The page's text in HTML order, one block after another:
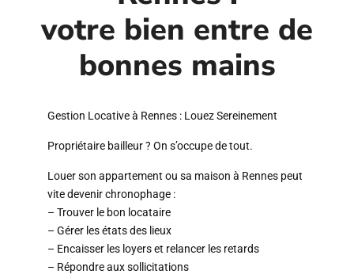
votre bien entre de
bonnes mains
Gestion Locative à Rennes : Louez Sereinement
Propriétaire bailleur ? On s’occupe de tout.
Louer son appartement ou sa maison à Rennes peut
vite devenir chronophage :
– Trouver le bon locataire
– Gérer les états des lieux
– Encaisser les loyers et relancer les retards
– Répondre aux sollicitations